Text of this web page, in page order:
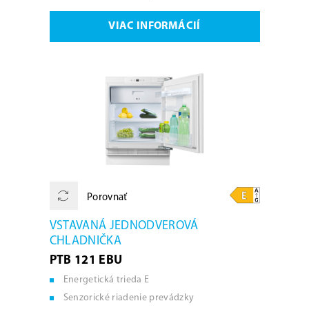
VIAC INFORMÁCIÍ
Porovnať
VSTAVANÁ JEDNODVEROVÁ
CHLADNIČKA
PTB 121 EBU
Energetická trieda E
Senzorické riadenie prevádzky